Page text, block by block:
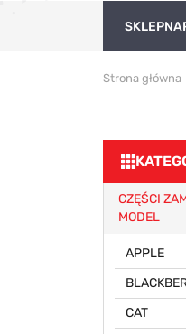
SKLEP
Strona główna
CZĘŚCI
MODEL
APPLE
CAT